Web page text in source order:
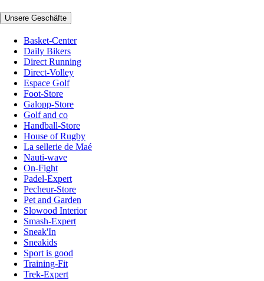
Unsere Geschäfte
Basket-Center
Daily Bikers
Direct Running
Direct-Volley
Espace Golf
Foot-Store
Galopp-Store
Golf and co
Handball-Store
House of Rugby
La sellerie de Maé
Nauti-wave
On-Fight
Padel-Expert
Pecheur-Store
Pet and Garden
Slowood Interior
Smash-Expert
Sneak'In
Sneakids
Sport is good
Training-Fit
Trek-Expert